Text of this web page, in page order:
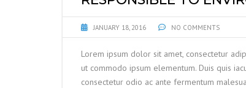
JANUARY 18, 2016 NO COMMENTS
Lorem ipsum dolor sit amet, consectetur
ut commodo ipsum elementum. Duis quis
consectetur odio ac ante fermentum